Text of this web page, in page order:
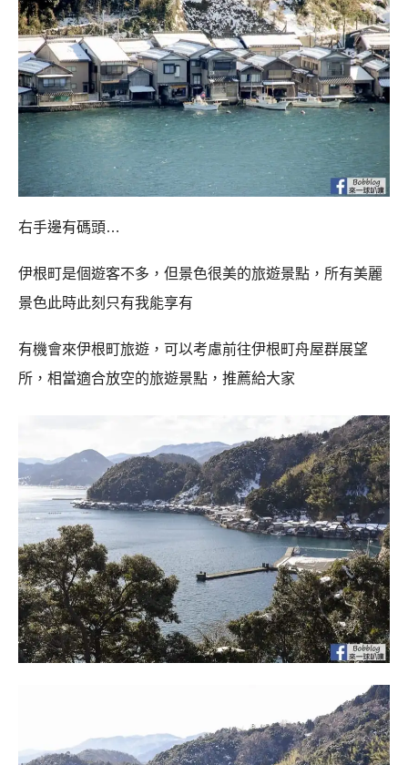
右手邊有碼頭…
伊根町是個遊客不多，但景色很美的旅遊景點，所有美麗
景色此時此刻只有我能享有
有機會來伊根町旅遊，可以考慮前往伊根町舟屋群展望
所，相當適合放空的旅遊景點，推薦給大家